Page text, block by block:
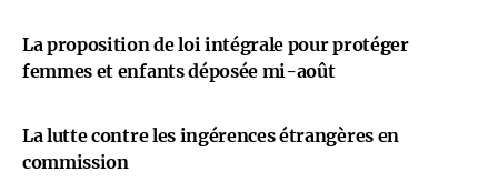
La proposition de loi intégrale pour protéger
femmes et enfants déposée mi-août
La lutte contre les ingérences étrangères en
commission